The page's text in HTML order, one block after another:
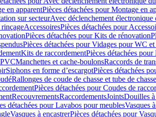
en apparentPièces détachées pour Montage en
sur secteurAvec déclenchement
AccessoiresPièces détachées pour
Pièces détachées pour Kits de rénovation
Pièces détachées pour Vidages pour WC
Kits de raccordementPièces détachées
Manchettes et cache-boulonsRaccords de
Siphons en forme d’escargotPièces détachées
Rallonges de coude de chasse et tube de chasse
Pièces détachées pour Coudes de
RecouvrementsRaccordementsJointsDouilles à
détachées pour Lavabos pour meublesVasques
Vasques à encastrerPièces détachées pour